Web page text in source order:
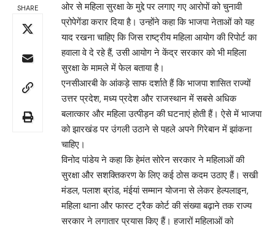
SHARE
ओर से महिला सुरक्षा के मुद्दे पर लगाए गए आरोपों को चुनावी
प्रोपेगेंडा करार दिया है। उन्होंने कहा कि भाजपा नेताओं को यह
याद रखना चाहिए कि जिस राष्ट्रीय महिला आयोग की रिपोर्ट का
हवाला वे दे रहे हैं, उसी आयोग ने केंद्र सरकार को भी महिला
सुरक्षा के मामले में फेल बताया है।
एनसीआरबी के आंकड़े साफ दर्शाते हैं कि भाजपा शासित राज्यों
उत्तर प्रदेश, मध्य प्रदेश और राजस्थान में सबसे अधिक
बलात्कार और महिला उत्पीड़न की घटनाएं होती हैं। ऐसे में भाजपा
को झारखंड पर उंगली उठाने से पहले अपने गिरेबान में झांकना
चाहिए।
विनोद पांडेय ने कहा कि हेमंत सोरेन सरकार ने महिलाओं की
सुरक्षा और सशक्तिकरण के लिए कई ठोस कदम उठाए हैं। सखी
मंडल, पलाश ब्रांड, मंईयां सम्मान योजना से लेकर हेल्पलाइन,
महिला थाना और फास्ट ट्रैक कोर्ट की संख्या बढ़ाने तक राज्य
सरकार ने लगातार प्रयास किए हैं। हजारों महिलाओं को